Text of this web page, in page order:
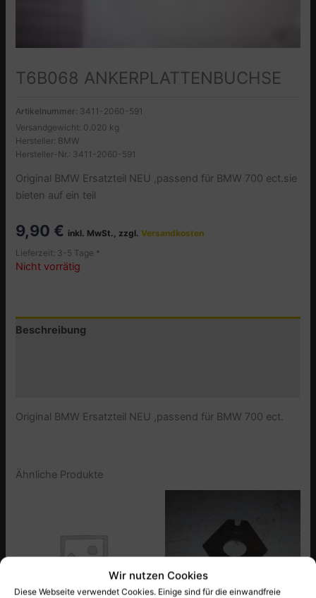
Wir nutzen Cookies
Diese Webseite verwendet Cookies. Einige sind für die einwandfreie
T6B068 ANKERPLATTENBUCHSE
Artikelnummer: 3411-2060-591
Versandgewicht: 0.020 kg
Hersteller: BMW
Hersteller-Nr.: 3411-2060-591
Original BMW Ersatzteil NEU ,passend für BMW 700 ect.sie
bieten auf ein teil
9,90 € inkl. MwSt., zzgl.Versandkosten
Lieferzeit: 3-5 Tage *
Nicht vorrätig
Beschreibung
Original BMW Ersatzteil NEU ,passend für BMW 700 ect.
Ähnliche Produkte